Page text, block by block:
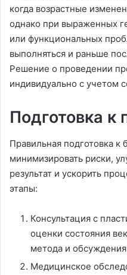
когда возрастные
однако при выраженных
или функциональных
выполняться и раньше
Решение о проведении
индивидуально с учетом
Подготовка к
Правильная подготовка к
минимизировать риски,
результат и ускорить
этапы:
Консультация с
оценки состояния
метода и
Медицинское